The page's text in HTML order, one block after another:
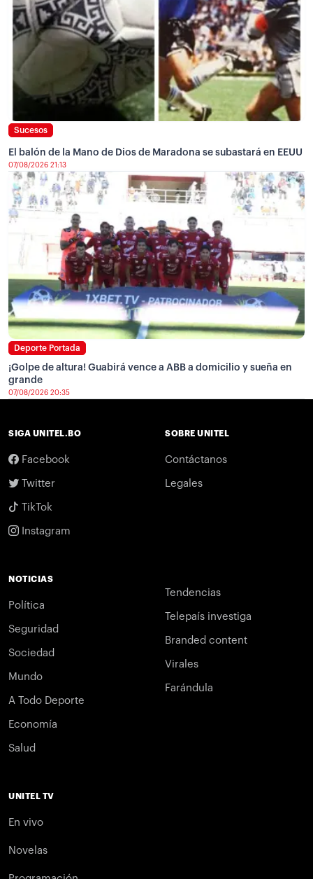
Sucesos
El balón de la Mano de Dios de Maradona se subastará en EEUU
07/08/2026 21:13
Deporte Portada
¡Golpe de altura! Guabirá vence a ABB a domicilio y sueña en
grande
07/08/2026 20:35
SIGA UNITEL.BO
Facebook
Twitter
TikTok
Instagram
SOBRE UNITEL
Contáctanos
Legales
NOTICIAS
Política
Seguridad
Sociedad
Mundo
A Todo Deporte
Economía
Salud
Tendencias
Telepaís investiga
Branded content
Virales
Farándula
UNITEL TV
En vivo
Novelas